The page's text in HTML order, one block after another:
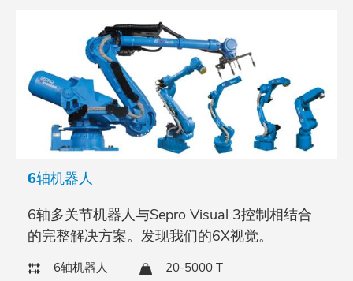
6轴机器人
6轴多关节机器人与Sepro Visual 3控制相结合
的完整解决方案。发现我们的6X视觉。
6轴机器人 20-5000 T